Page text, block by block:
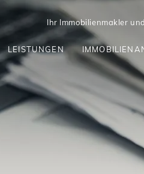
Ihr Immobilienmakler
LEISTUNGEN